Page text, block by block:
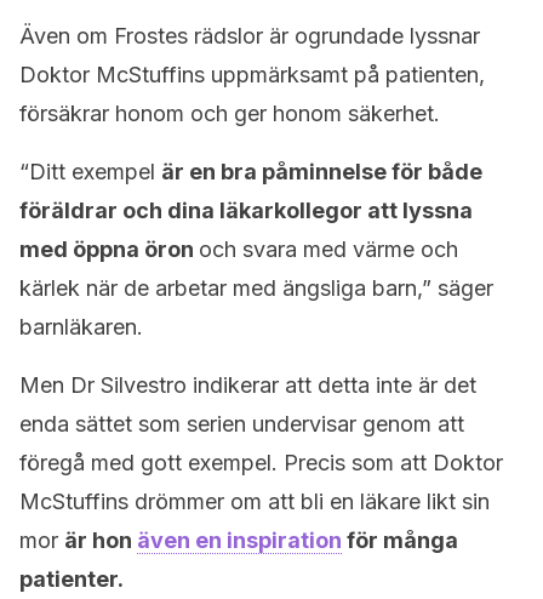
Även om Frostes rädslor är ogrundade lyssnar
Doktor McStuffins uppmärksamt på patienten,
försäkrar honom och ger honom säkerhet.
“Ditt exempel är en bra påminnelse för både
föräldrar och dina läkarkollegor att lyssna
med öppna öron och svara med värme och
kärlek när de arbetar med ängsliga barn,” säger
barnläkaren.
Men Dr Silvestro indikerar att detta inte är det
enda sättet som serien undervisar genom att
föregå med gott exempel. Precis som att Doktor
McStuffins drömmer om att bli en läkare likt sin
mor är hon även en inspiration för många
patienter.